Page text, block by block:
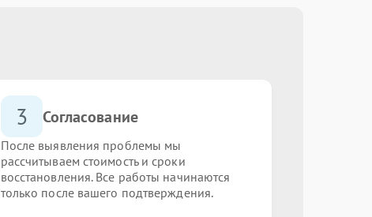
3 Согласование
После выявления проблемы мы
рассчитываем стоимость и сроки
восстановления. Все работы начинаются
только после вашего подтверждения.